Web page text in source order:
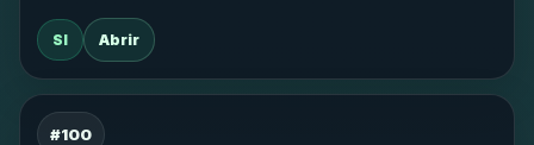
SI Abrir
#100